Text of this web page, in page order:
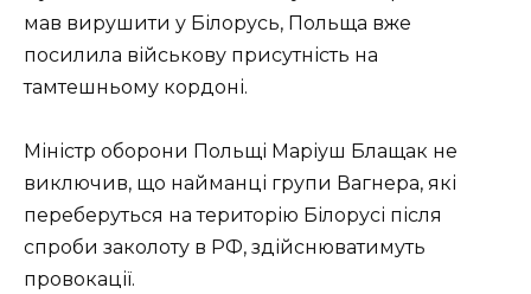
мав вирушити у Білорусь, Польща вже
посилила військову присутність на
тамтешньому кордоні.
Міністр оборони Польщі Маріуш Блащак не
виключив, що найманці групи Вагнера, які
переберуться на територію Білорусі після
спроби заколоту в РФ, здійснюватимуть
провокації.